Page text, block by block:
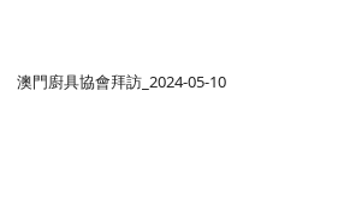
澳門廚具協會拜訪_2024-05-10